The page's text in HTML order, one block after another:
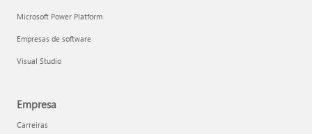
Microsoft Power Platform
Empresas de software
Visual Studio
Empresa
Carreiras